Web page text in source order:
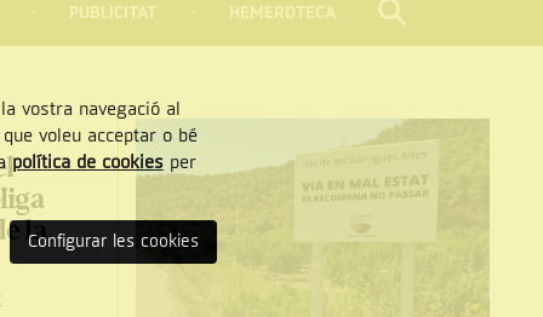
PUBLICITAT HEMEROTECA CERCAR
la
vostra navegació al
voleu acceptar o bé
política de cookiesper
Configurar les cookies